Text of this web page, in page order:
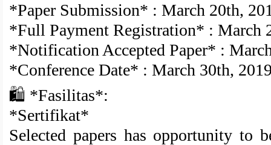
*Paper Submission* : March 20th,
*Full Payment Registration* : March
*Notification Accepted Paper* :
*Conference Date* : March 30th,
🛍 *Fasilitas*:
*Sertifikat*
Selected papers has opportunity to